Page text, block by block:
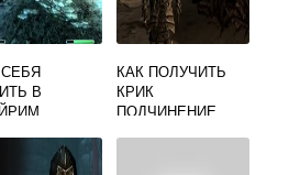
В
КАК ПОЛУЧИТЬ
КРИК
ПОДЧИНЕНИЕ